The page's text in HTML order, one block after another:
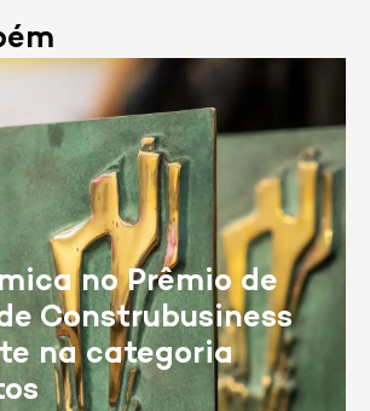
no Prêmio de
Construbusiness
na categoria